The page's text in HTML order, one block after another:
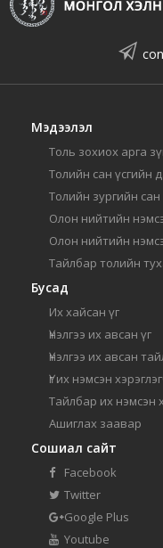
Мэдээлэл
Толь зохиох арга
Толийн сан үсгийн
Толийн зургийн сан
Олон нийтийн
Олон нийтийн
Тайлбар толийн
Бусад
Их хайсан үг
Үнэлгээ их авсан үг
Үнэлгээ их авсан
Үг их нэмсэн
Тайлбар их нэмсэн
Ашиглах заавар
Сошиал сайт
Facebook
Twitter
Google Plus
Youtube